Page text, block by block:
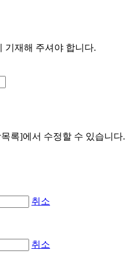
기재해 주셔야 합니다.
록]에서 수정할 수 있습니다.
취소
취소